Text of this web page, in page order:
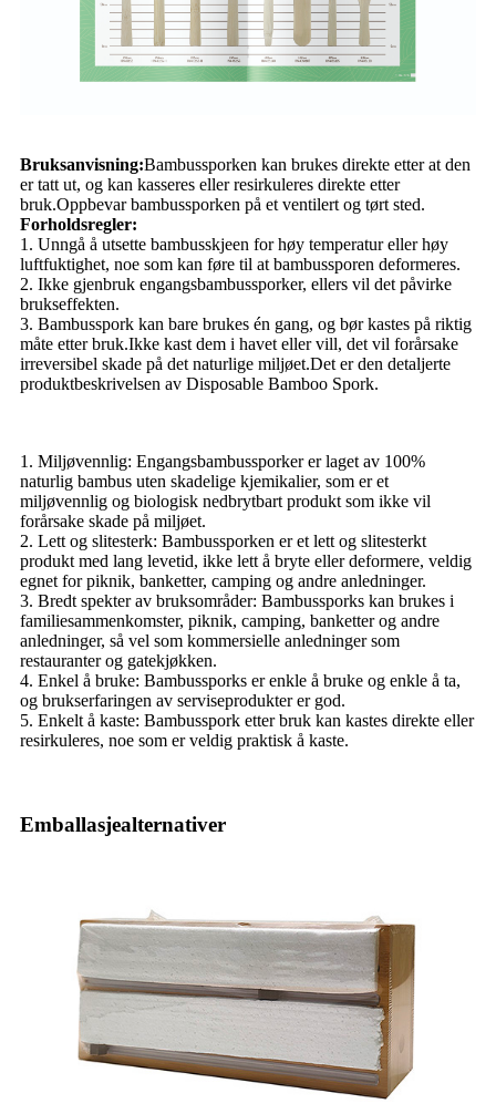
Bruksanvisning:Bambussporken kan brukes direkte etter at den
er tatt ut, og kan kasseres eller resirkuleres direkte etter
bruk.Oppbevar bambussporken på et ventilert og tørt sted.
Forholdsregler:
1. Unngå å utsette bambusskjeen for høy temperatur eller høy
luftfuktighet, noe som kan føre til at bambussporen deformeres.
2. Ikke gjenbruk engangsbambussporker, ellers vil det påvirke
brukseffekten.
3. Bambusspork kan bare brukes én gang, og bør kastes på riktig
måte etter bruk.Ikke kast dem i havet eller vill, det vil forårsake
irreversibel skade på det naturlige miljøet.Det er den detaljerte
produktbeskrivelsen av Disposable Bamboo Spork.
1. Miljøvennlig: Engangsbambussporker er laget av 100%
naturlig bambus uten skadelige kjemikalier, som er et
miljøvennlig og biologisk nedbrytbart produkt som ikke vil
forårsake skade på miljøet.
2. Lett og slitesterk: Bambussporken er et lett og slitesterkt
produkt med lang levetid, ikke lett å bryte eller deformere, veldig
egnet for piknik, banketter, camping og andre anledninger.
3. Bredt spekter av bruksområder: Bambussporks kan brukes i
familiesammenkomster, piknik, camping, banketter og andre
anledninger, så vel som kommersielle anledninger som
restauranter og gatekjøkken.
4. Enkel å bruke: Bambussporks er enkle å bruke og enkle å ta,
og brukserfaringen av serviseprodukter er god.
5. Enkelt å kaste: Bambusspork etter bruk kan kastes direkte eller
resirkuleres, noe som er veldig praktisk å kaste.
Emballasjealternativer